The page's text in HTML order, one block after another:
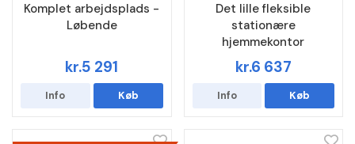
Komplet arbejdsplads -
Løbende
kr.5 291
Info Køb
Det lille fleksible
stationære
hjemmekontor
kr.6 637
Info Køb